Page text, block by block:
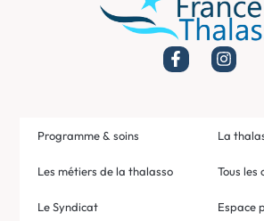
Programme & soins
Les métiers de la thalasso
Le Syndicat
La
Tous les
Espace